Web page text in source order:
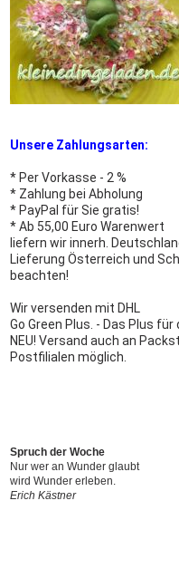
Unsere Zahlungsarten:
* Per Vorkasse - 2 %
* Zahlung bei Abholung
* PayPal für Sie gratis!
* Ab 55,00 Euro Warenwert
liefern wir innerh.
Lieferung Österreich und
beachten!
Wir versenden mit DHL
Go Green Plus. - Das Plus für
NEU! Versand auch an
Postfilialen möglich.
Spruch der Woche
Nur wer an Wunder glaubt
wird Wunder erleben.
Erich Kästner